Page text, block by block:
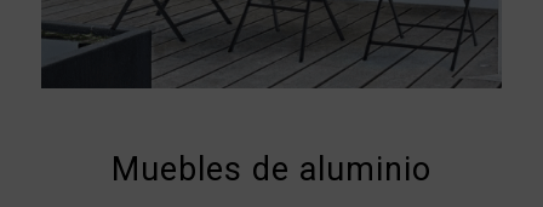
Muebles de aluminio